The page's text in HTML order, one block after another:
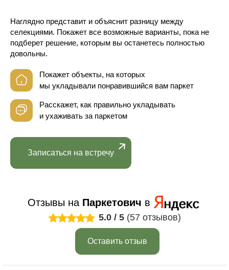
Наглядно представит и объяснит разницу между
селекциями. Покажет все возможные варианты, пока не
подберет решение, которым вы останетесь полностью
довольны.
Покажет объекты, на которых
мы укладывали понравившийся вам паркет
Расскажет, как правильно укладывать
и ухаживать за паркетом
Записаться на встречу
Отзывы на Паркетович в
5.0 / 5 (57 отзывов)
Оставить отзыв